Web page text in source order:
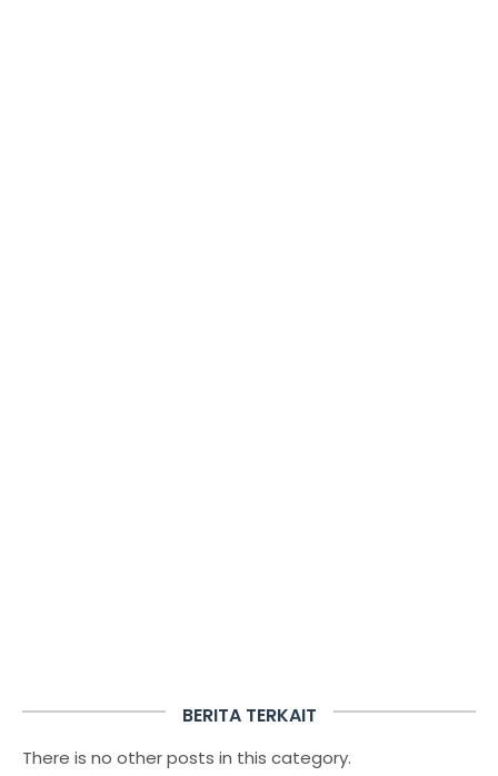
BERITA TERKAIT
There is no other posts in this category.